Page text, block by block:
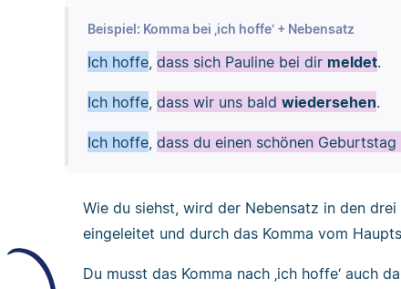
Beispiel: Komma bei ‚ich hoffe‘ + Nebensatz
Ich hoffe, dass sich Pauline bei dir meldet.
Ich hoffe, dass wir uns bald wiedersehen.
Ich hoffe, dass du einen schönen Geburtstag
Wie du siehst, wird der Nebensatz in den drei
eingeleitet und durch das Komma vom
Du musst das Komma nach ‚ich hoffe‘ auch